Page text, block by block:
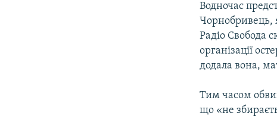
Водночас
Чорнобривець,
Радіо Свобода
організації
додала вона,
Тим часом
що «не